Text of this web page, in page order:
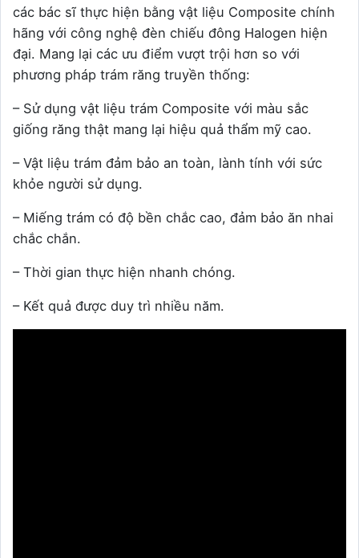
các bác sĩ thực hiện bằng vật liệu Composite chính
hãng với công nghệ đèn chiếu đông Halogen hiện
đại. Mang lại các ưu điểm vượt trội hơn so với
phương pháp trám răng truyền thống:
– Sử dụng vật liệu trám Composite với màu sắc
giống răng thật mang lại hiệu quả thẩm mỹ cao.
– Vật liệu trám đảm bảo an toàn, lành tính với sức
khỏe người sử dụng.
– Miếng trám có độ bền chắc cao, đảm bảo ăn nhai
chắc chắn.
– Thời gian thực hiện nhanh chóng.
– Kết quả được duy trì nhiều năm.